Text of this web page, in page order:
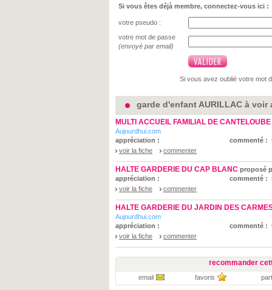
Si vous êtes déjà membre, connectez-vous ici :
votre pseudo :
votre mot de passe
(envoyé par email)
Si vous avez oublié votre mot
garde d'enfant AURILLAC à voir
MULTI ACCUEIL FAMILIAL DE CANTELOUBE
Aujourdhui.com
appréciation :
commenté :
voir la fiche
commenter
HALTE GARDERIE DU CAP BLANC proposé
appréciation :
commenté :
voir la fiche
commenter
HALTE GARDERIE DU JARDIN DES
Aujourdhui.com
appréciation :
commenté :
voir la fiche
commenter
recommander
email favoris